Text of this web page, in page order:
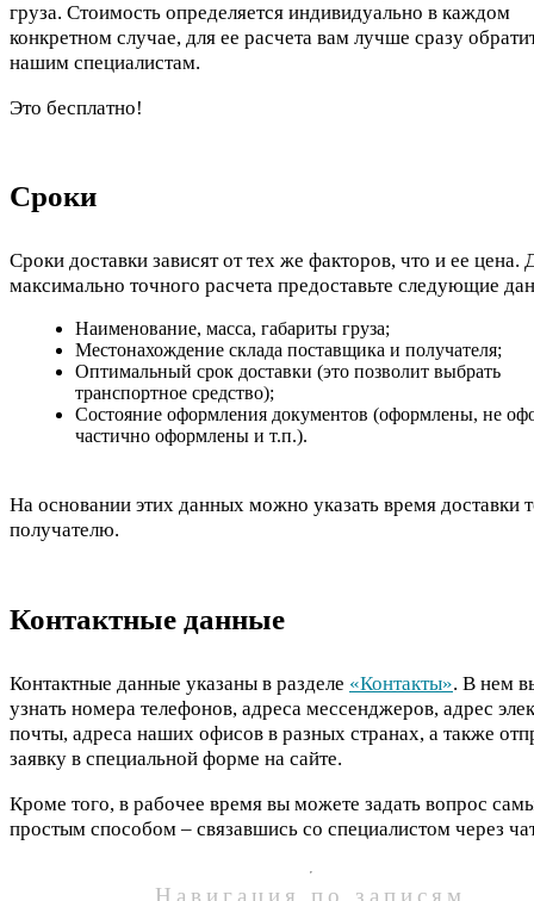
груза. Стоимость определяется индивидуально в каждом
конкретном случае, для ее расчета вам лучше сразу
нашим специалистам.
Это бесплатно!
Сроки
Сроки доставки зависят от тех же факторов, что и ее цена.
максимально точного расчета предоставьте следующие
Наименование, масса, габариты груза;
Местонахождение склада поставщика и получателя;
Оптимальный срок доставки (это позволит выбрать
транспортное средство);
Состояние оформления документов (оформлены, не
частично оформлены и т.п.).
На основании этих данных можно указать время доставки
получателю.
Контактные данные
Контактные данные указаны в разделе «Контакты». В нем
узнать номера телефонов, адреса мессенджеров, адрес
почты, адреса наших офисов в разных странах, а также
заявку в специальной форме на сайте.
Кроме того, в рабочее время вы можете задать вопрос
простым способом – связавшись со специалистом через
Навигация по записям